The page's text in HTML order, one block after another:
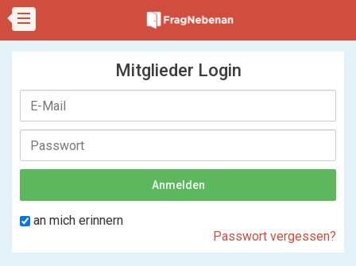
Mitglieder Login
an mich erinnern
Passwort vergessen?